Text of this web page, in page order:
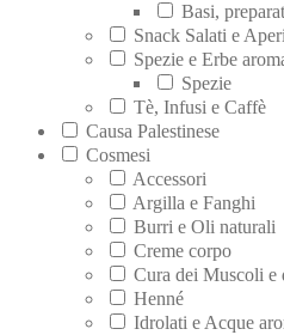
Basi,
Snack Salati e
Spezie e Erbe
Spezie
Tè, Infusi e Caffè
Causa Palestinese
Cosmesi
Accessori
Argilla e Fanghi
Burri e Oli naturali
Creme corpo
Cura dei Muscoli e
Henné
Idrolati e Acque